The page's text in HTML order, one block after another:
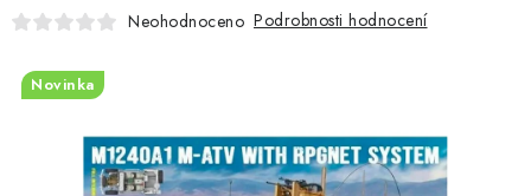
PLASTIKOVÉ MODELY
DOPLŇKY K MODELŮM
Neohodnoceno Podrobnosti hodnocení
Novinka